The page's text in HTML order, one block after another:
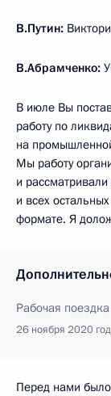
В.Путин:
В.Абрамченко:
В июле Вы
работу по
на
Мы работу
и
и всех
формате. Я
Рабочая
26 ноября 2020
Перед нами